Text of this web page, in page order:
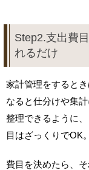
Step2.支出費
れるだけ
家計管理をすると
なると仕分けや集
整理できるように
目はざっくりでOK。
費目を決めたら、